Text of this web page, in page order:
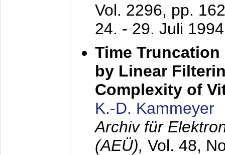
Vol. 2296, pp.
24. - 29. Juli 1994
Time
by Linear
Complexity of
K.-D. Kammeyer
Archiv für
(AEÜ), Vol. 48,